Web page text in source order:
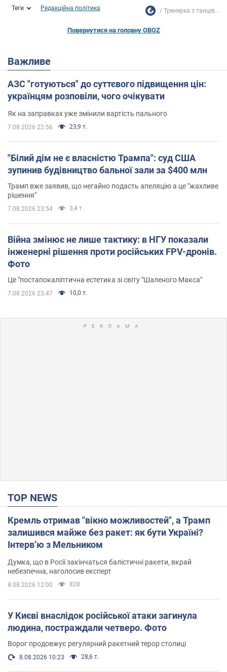
Теги Редакційна політика Тренерка з танців...
Повернутися на головну OBOZ
Важливе
АЗС "готуються" до суттєвого підвищення цін:
українцям розповіли, чого очікувати
Як на заправках уже змінили вартість пального
7.08.2026 22:56 23,9 т.
"Білий дім не є власністю Трампа": суд США
зупинив будівництво бальної зали за $400 млн
Трамп вже заявив, що негайно подасть апеляцію а це "жахливе
рішення"
7.08.2026 23:54 3,4 т.
Війна змінює не лише тактику: в НГУ показали
інженерні рішення проти російських FPV-дронів.
Фото
Це "постапокаліптична естетика зі світу "Шаленого Макса"
7.08.2026 23:47 10,0 т.
TOP NEWS
Кремль отримав "вікно можливостей", а Трамп
залишився майже без ракет: як бути Україні?
Інтерв’ю з Мельником
Думка, що в Росії закінчаться балістичні ракети, вкрай
небезпечна, наголосив експерт
8.08.2026 12:00 828
У Києві внаслідок російської атаки загинула
людина, постраждали четверо. Фото
Ворог продовжує регулярний ракетний терор столиці
8.08.2026 10:23 28,6 т.